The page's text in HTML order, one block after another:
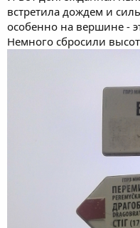
встретила дождем и
особенно на вершине -
Немного сбросили